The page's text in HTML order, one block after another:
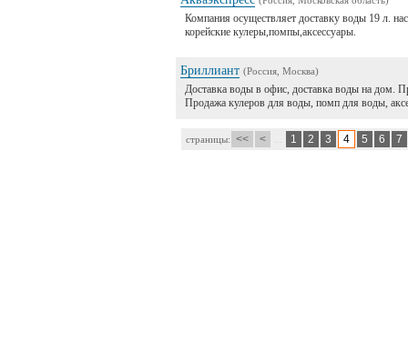
Компания осуществляет доставку воды 19 л.
корейские кулеры,помпы,аксессуары.
Бриллиант (Россия, Москва)
Доставка воды в офис, доставка воды на дом.
Продажа кулеров для воды, помп для воды,
страницы: << < ... 1 2 3 4 5 6 7